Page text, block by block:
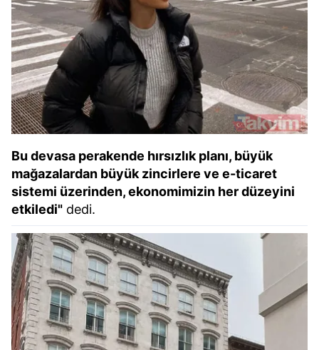
Bu devasa perakende hırsızlık planı, büyük
mağazalardan büyük zincirlere ve e-ticaret
sistemi üzerinden, ekonomimizin her düzeyini
etkiledi" dedi.